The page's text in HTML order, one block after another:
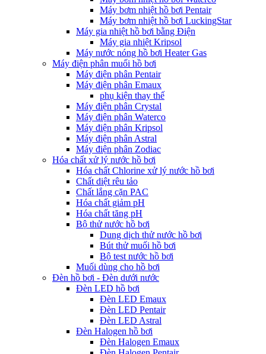
Máy bơm nhiệt hồ bơi Pentair
Máy bơm nhiệt hồ bơi LuckingStar
Máy gia nhiệt hồ bơi bằng Điện
Máy gia nhiệt Kripsol
Máy nước nóng hồ bơi Heater Gas
Máy điện phân muối hồ bơi
Máy điện phân Pentair
Máy điện phân Emaux
phụ kiện thay thế
Máy điện phân Crystal
Máy điện phân Waterco
Máy điện phân Kripsol
Máy điện phân Astral
Máy điện phân Zodiac
Hóa chất xử lý nước hồ bơi
Hóa chất Chlorine xử lý nước hồ bơi
Chất diệt rêu tảo
Chất lắng cặn PAC
Hóa chất giảm pH
Hóa chất tăng pH
Bộ thử nước hồ bơi
Dung dịch thử nước hồ bơi
Bút thử muối hồ bơi
Bộ test nước hồ bơi
Muối dùng cho hồ bơi
Đèn hồ bơi - Đèn dưới nước
Đèn LED hồ bơi
Đèn LED Emaux
Đèn LED Pentair
Đèn LED Astral
Đèn Halogen hồ bơi
Đèn Halogen Emaux